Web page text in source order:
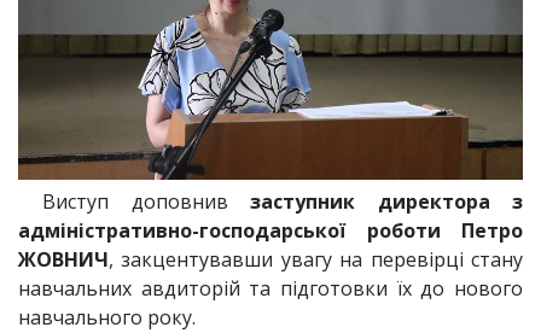
Виступ доповнив заступник директора з
адміністративно-господарської роботи Петро
ЖОВНИЧ, закцентувавши увагу на перевірці стану
навчальних авдиторій та підготовки їх до нового
навчального року.